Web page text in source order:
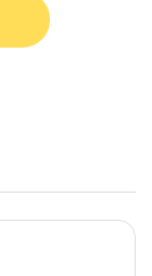
防滑手把 安全握